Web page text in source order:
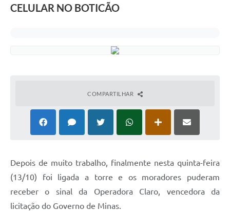
CELULAR NO BOTICÃO
COMPARTILHAR
Depois de muito trabalho, finalmente nesta quinta-feira
(13/10) foi ligada a torre e os moradores puderam
receber o sinal da Operadora Claro, vencedora da
licitação do Governo de Minas.